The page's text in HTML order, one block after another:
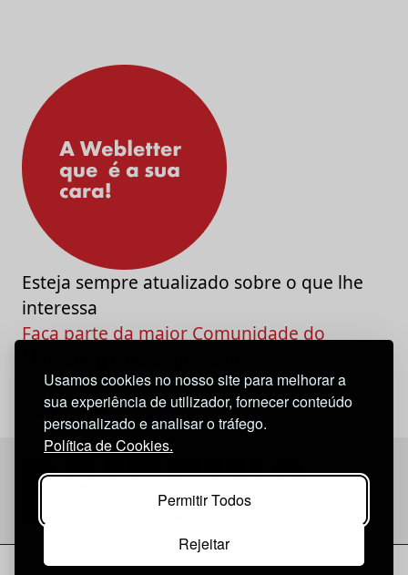
Usamos cookies no nosso site para melhorar a
sua experiência de utilizador, fornecer conteúdo
personalizado e analisar o tráfego.
Política de Cookies.
Permitir Todos
Rejeitar
Esteja sempre atualizado sobre o que lhe
interessa
Faça parte da maior Comunidade do